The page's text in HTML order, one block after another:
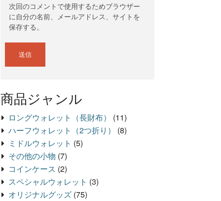
次回のコメントで使用するためブラウザー
に自分の名前、メールアドレス、サイトを
保存する。
商品ジャンル
ロングウォレット（長財布）
(11)
ハーフウォレット（2つ折り）
(8)
ミドルウォレット (5)
その他の小物 (7)
コインケース (2)
スペシャルウォレット (3)
オリジナルグッズ (75)